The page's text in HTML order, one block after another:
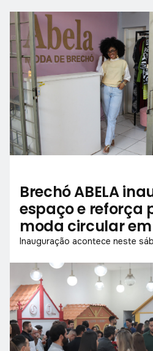
Brechó ABELA
espaço e reforça
moda circular
Inauguração acontece neste